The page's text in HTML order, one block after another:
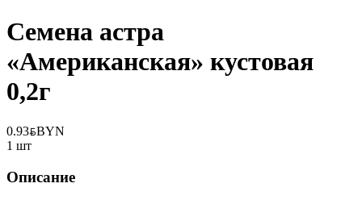
Семена астра
«Американская» кустовая
0,2г
0.93BYNBYN
1 шт
Описание